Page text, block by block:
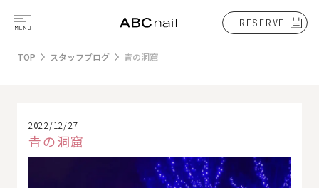
RESERVE
TOP スタッフブログ 青の洞窟
2022/12/27
青の洞窟